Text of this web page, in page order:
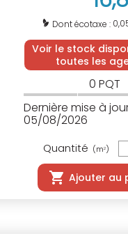
Dont écotaxe :
Voir le stock
toutes les
0 PQT
Dernière mise à
05/08/2026
Quantité (m2)
Ajouter au